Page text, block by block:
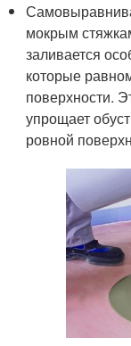
мокрым
заливается
которые
поверхности.
упрощает
ровной